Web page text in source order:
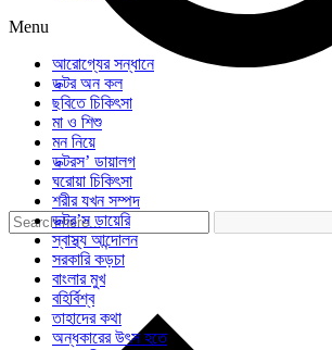
Menu
আরোগ্যের সন্ধানে
ডক্টর অন কল
ছবিতে চিকিৎসা
মা ও শিশু
মন নিয়ে
ডক্টরস’ ডায়ালগ
ঘরোয়া চিকিৎসা
শরীর যখন সম্পদ
ডক্টর’স ডায়েরি
স্বাস্থ্য আন্দোলন
সরকারি কড়চা
বাংলার মুখ
বহির্বিশ্ব
তাহাদের কথা
অন্ধকারের উৎস হতে